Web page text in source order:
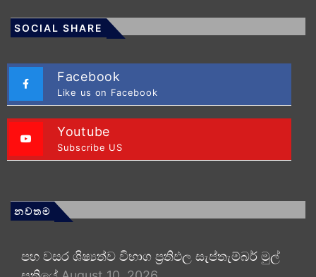
SOCIAL SHARE
Facebook
Like us on Facebook
Youtube
Subscribe US
නවතම
පහ වසර ශිෂ්‍යත්ව විභාග ප්‍රතිඵල සැප්තැම්බර් මුල්